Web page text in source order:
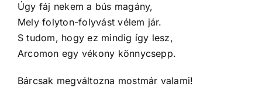
Úgy fáj nekem a bús magány,
Mely folyton-folyvást vélem jár.
S tudom, hogy ez mindig így lesz,
Arcomon egy vékony könnycsepp.
Bárcsak megváltozna mostmár valami!